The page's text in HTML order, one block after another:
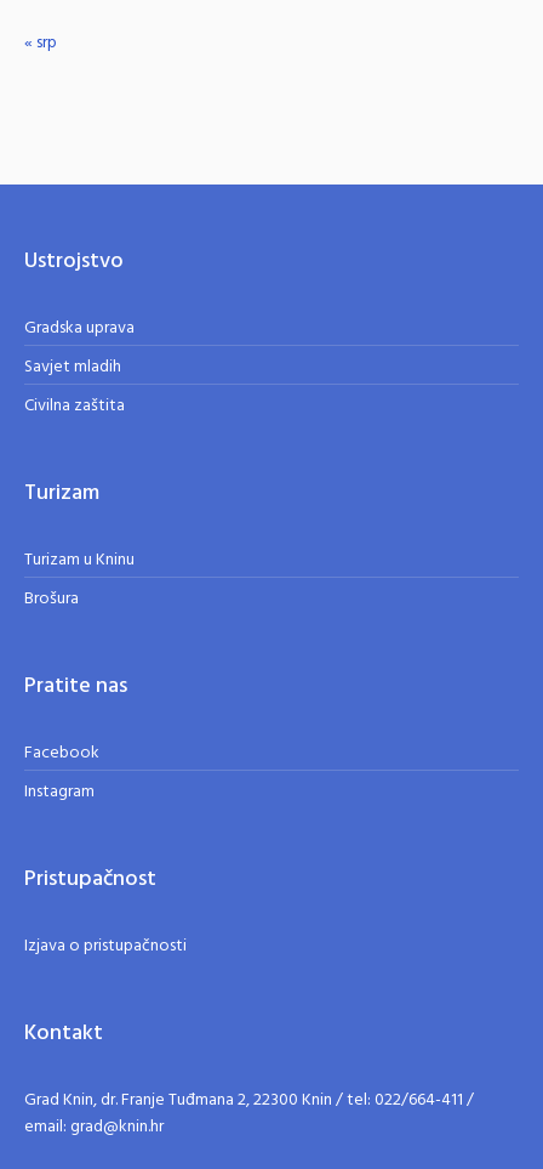
« srp
Ustrojstvo
Gradska uprava
Savjet mladih
Civilna zaštita
Turizam
Turizam u Kninu
Brošura
Pratite nas
Facebook
Instagram
Pristupačnost
Izjava o pristupačnosti
Kontakt
Grad Knin, dr. Franje Tuđmana 2, 22300 Knin / tel: 022/664-411 /
email: grad@knin.hr